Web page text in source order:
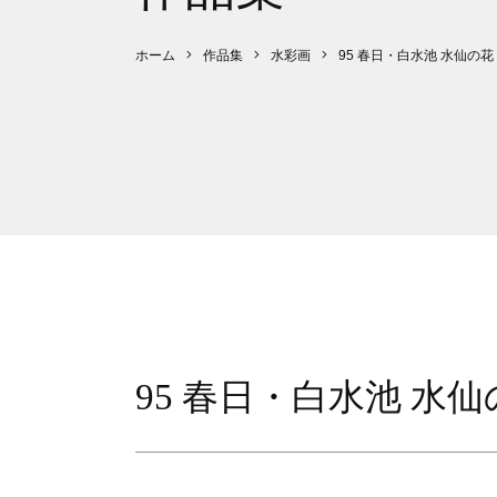
ホーム 作品集 水彩画 95 春日・白水池 水仙の花
95 春日・白水池 水仙